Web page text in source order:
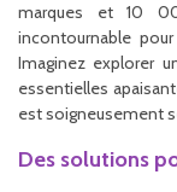
marques et 10
incontournable
Imaginez explorer
essentielles
est soigneusement
Des solutions